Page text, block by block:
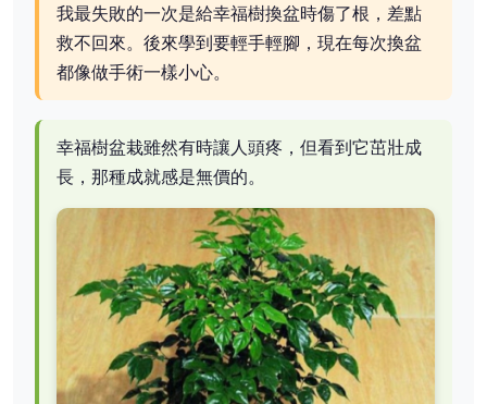
我最失敗的一次是給幸福樹換盆時傷了根，差點
救不回來。後來學到要輕手輕腳，現在每次換盆
都像做手術一樣小心。
幸福樹盆栽雖然有時讓人頭疼，但看到它茁壯成
長，那種成就感是無價的。